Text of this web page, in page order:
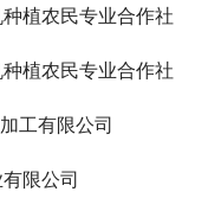
植农民专业合作社
植农民专业合作社
工有限公司
限公司